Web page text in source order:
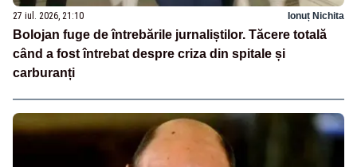
27 iul. 2026, 21:10 Ionuț Nichita
Bolojan fuge de întrebările jurnaliștilor. Tăcere totală
când a fost întrebat despre criza din spitale și
carburanți